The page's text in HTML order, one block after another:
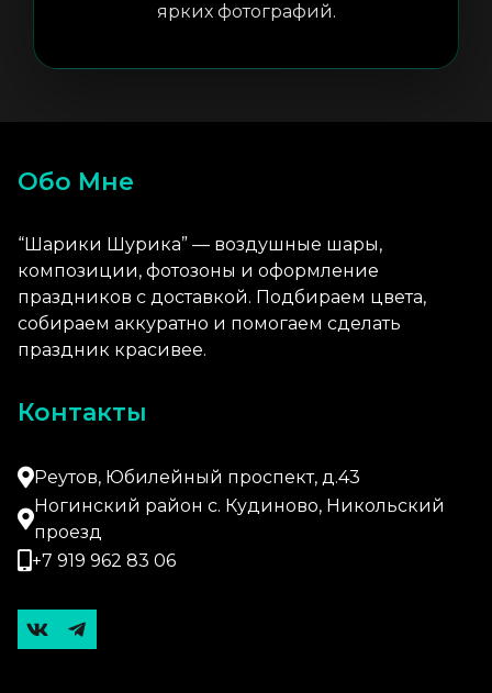
ярких фотографий.
Обо Мне
“Шарики Шурика” — воздушные шары,
композиции, фотозоны и оформление
праздников с доставкой. Подбираем цвета,
собираем аккуратно и помогаем сделать
праздник красивее.
Контакты
Реутов, Юбилейный проспект, д.43
Ногинский район с. Кудиново, Никольский
проезд
+7 919 962 83 06